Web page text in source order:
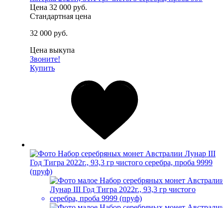
Цена 32 000 руб.
Стандартная цена
32 000 руб.
Цена выкупа
Звоните!
Купить